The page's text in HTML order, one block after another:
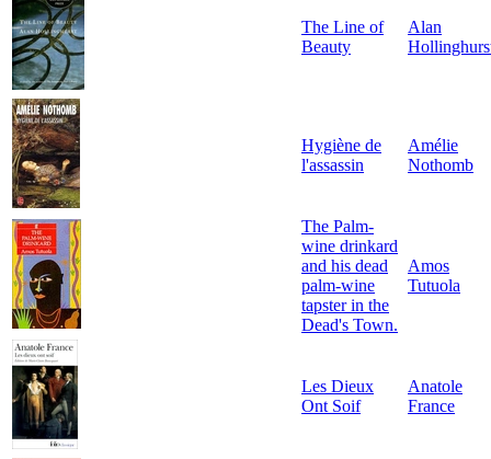
The Line of
Beauty
Alan
Hygiène de
l'assassin
Amélie
Nothomb
The Palm-
wine drinkard
and his dead
palm-wine
tapster in the
Dead's Town.
Amos
Tutuola
Les Dieux
Ont Soif
Anatole
France